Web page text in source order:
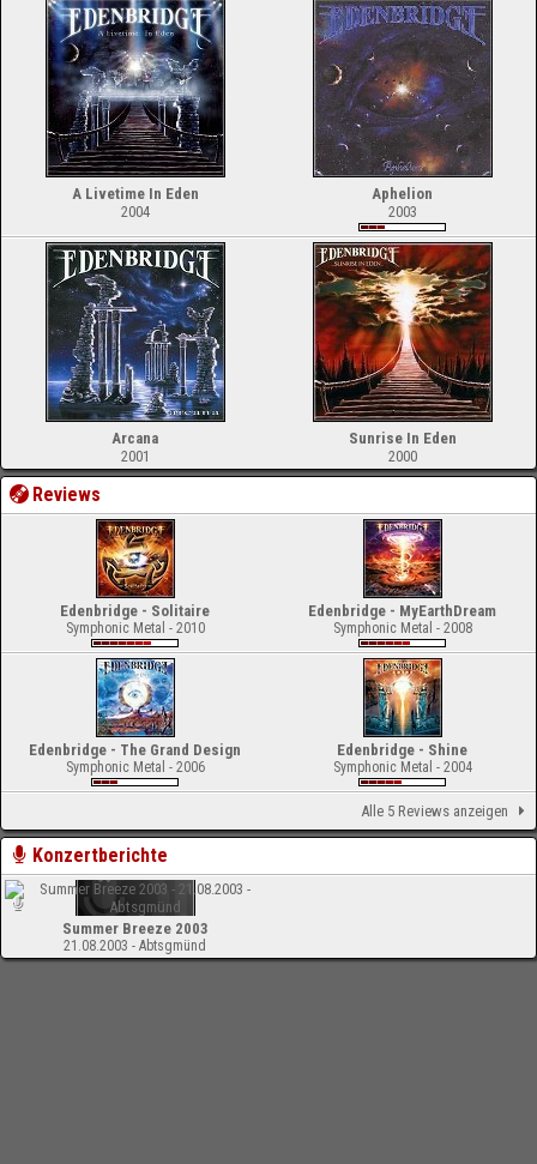
A Livetime In Eden
2004
Aphelion
2003
Arcana
2001
Sunrise In Eden
2000
Reviews
Edenbridge - Solitaire
Symphonic Metal - 2010
Edenbridge - MyEarthDream
Symphonic Metal - 2008
Edenbridge - The Grand Design
Symphonic Metal - 2006
Edenbridge - Shine
Symphonic Metal - 2004
Alle 5 Reviews anzeigen
Konzertberichte
Summer Breeze 2003
21.08.2003 - Abtsgmünd